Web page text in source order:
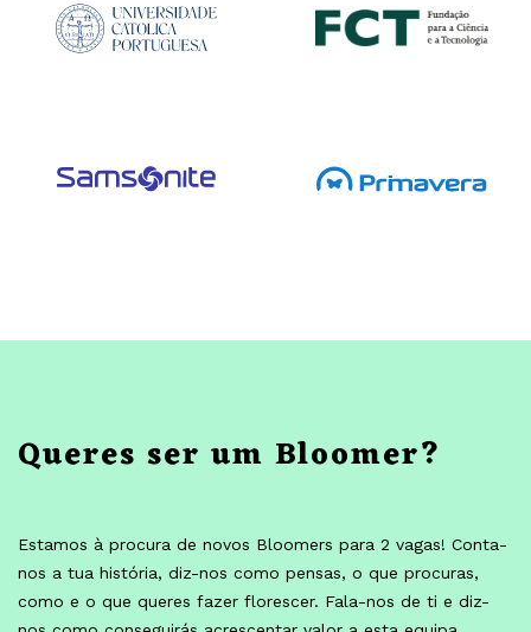
Queres ser um Bloomer?
Estamos à procura de novos Bloomers para 2 vagas! Conta-
nos a tua história, diz-nos como pensas, o que procuras,
como e o que queres fazer florescer. Fala-nos de ti e diz-